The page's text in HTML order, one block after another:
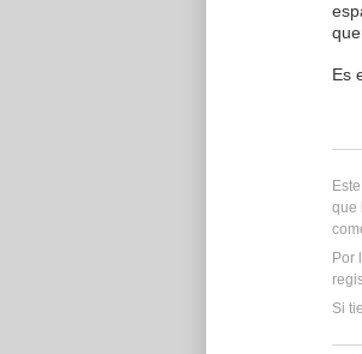
Es
que
Por
Si